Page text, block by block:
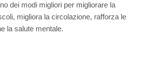
dei modi migliori per migliorare la
migliora la circolazione, rafforza le
la salute mentale.